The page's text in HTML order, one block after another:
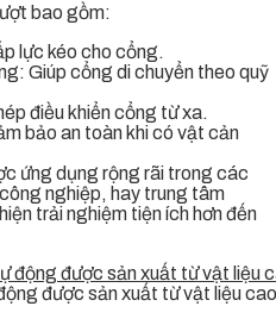
bao gồm:
lực kéo cho cổng.
Giúp cổng di chuyển theo quỹ
điều khiển cổng từ xa.
bảo an toàn khi có vật cản
ứng dụng rộng rãi trong các
nghiệp, hay trung tâm
trải nghiệm tiện ích hơn đến
được sản xuất từ vật liệu